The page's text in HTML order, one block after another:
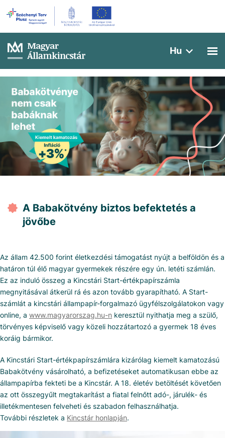
Hu
A Babakötvény biztos befektetés a
jövőbe
Az állam 42.500 forint életkezdési támogatást nyújt a belföldön és a
határon túl élő magyar gyermekek részére egy ún. letéti számlán.
Ez az induló összeg a Kincstári Start-értékpapírszámla
megnyitásával átkerül rá és azon tovább gyarapítható. A Start-
számlát a kincstári állampapír-forgalmazó ügyfélszolgálatokon vagy
online, a www.magyarorszag.hu-n keresztül nyithatja meg a szülő,
törvényes képviselő vagy közeli hozzátartozó a gyermek 18 éves
koráig bármikor.
A Kincstári Start-értékpapírszámlára kizárólag kiemelt kamatozású
Babakötvény vásárolható, a befizetéseket automatikusan ebbe az
állampapírba fekteti be a Kincstár. A 18. életév betöltését követően
az ott összegyűlt megtakarítást a fiatal felnőtt adó-, járulék- és
illetékmentesen felveheti és szabadon felhasználhatja.
További részletek a Kincstár honlapján.